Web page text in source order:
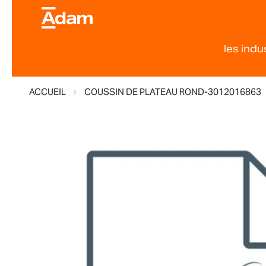
les
ACCUEIL COUSSIN DE PLATEAU ROND-3012016863